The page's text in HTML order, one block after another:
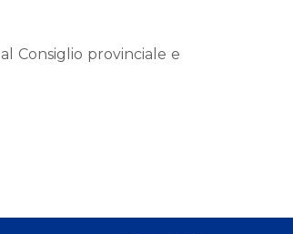
Consiglio provinciale e